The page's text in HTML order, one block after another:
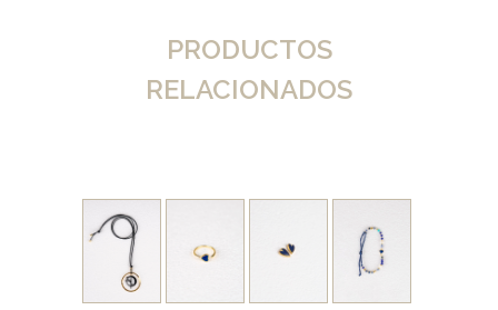
PRODUCTOS
RELACIONADOS